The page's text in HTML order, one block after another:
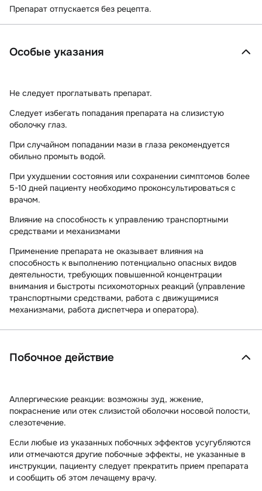
Препарат отпускается без рецепта.
Особые указания
Не следует проглатывать препарат.
Следует избегать попадания препарата на слизистую
оболочку глаз.
При случайном попадании мази в глаза рекомендуется
обильно промыть водой.
При ухудшении состояния или сохранении симптомов более
5-10 дней пациенту необходимо проконсультироваться с
врачом.
Влияние на способность к управлению транспортными
средствами и механизмами
Применение препарата не оказывает влияния на
способность к выполнению потенциально опасных видов
деятельности, требующих повышенной концентрации
внимания и быстроты психомоторных реакций (управление
транспортными средствами, работа с движущимися
механизмами, работа диспетчера и оператора).
Побочное действие
Аллергические реакции: возможны зуд, жжение,
покраснение или отек слизистой оболочки носовой полости,
слезотечение.
Если любые из указанных побочных эффектов усугубляются
или отмечаются другие побочные эффекты, не указанные в
инструкции, пациенту следует прекратить прием препарата
и сообщить об этом лечащему врачу.